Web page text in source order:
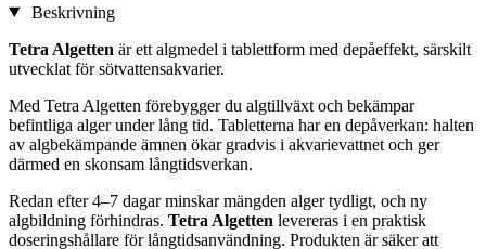
Beskrivning
Tetra Algetten är ett algmedel i tablettform med depåeffekt, särskilt
utvecklat för sötvattensakvarier.
Med Tetra Algetten förebygger du algtillväxt och bekämpar
befintliga alger under lång tid. Tabletterna har en depåverkan: halten
av algbekämpande ämnen ökar gradvis i akvarievattnet och ger
därmed en skonsam långtidsverkan.
Redan efter 4–7 dagar minskar mängden alger tydligt, och ny
algbildning förhindras. Tetra Algetten levereras i en praktisk
doseringshållare för långtidsanvändning. Produkten är säker att